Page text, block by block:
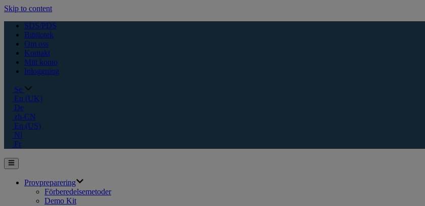
Skip to content
SDS/PDS
Bibliotek
Om oss
Kontakt
Mitt konto
Inloggning
Se
En (UK)
De
zh-CN
En (US)
Nl
Fr
Provpreparering
Förberedelsemetoder
Demo Kit